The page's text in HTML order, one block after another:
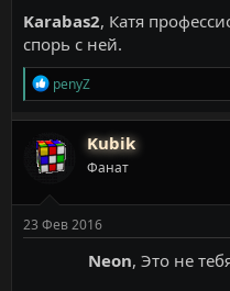
Karabas2, Катя
спорь с ней.
Р
е
а
ц
и
penyZ
Kubik
Фанат
23 Фев 2016
Neon, Это не